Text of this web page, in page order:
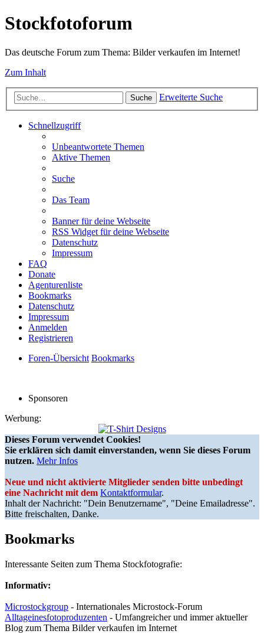
Stockfotoforum
Das deutsche Forum zum Thema: Bilder verkaufen im Internet!
Zum Inhalt
Suche Erweiterte Suche
Schnellzugriff
Unbeantwortete Themen
Aktive Themen
Suche
Das Team
Banner für deine Webseite
RSS Widget für deine Webseite
Datenschutz
Impressum
FAQ
Donate
Agenturenliste
Bookmarks
Datenschutz
Impressum
Anmelden
Registrieren
Foren-Übersicht Bookmarks
Sponsoren
Werbung:
Dieses Forum verwendet Cookies!
Sie erklären sich damit einverstanden, wenn Sie dieses Forum
nutzen. Mehr Infos
Neue und nicht aktivierte Mitglieder senden bitte unbedingt
eine Nachricht mit dem Kontaktformular.
Inhalt der Nachricht: "Dein Benutzername", "Deine Emailadresse".
Bitte freischalten, Danke.
Bookmarks
Interessante Seiten zum Thema Stockfotografie:
Informativ:
Microstockgroup - Internationales Microstock-Forum
Alltageinesfotoproduzenten - Umfangreicher und immer aktueller
Blog zum Thema Bilder verkaufen im Internet